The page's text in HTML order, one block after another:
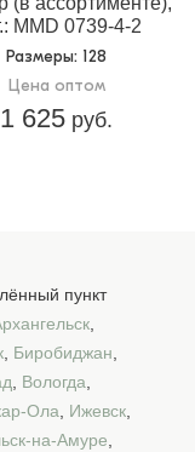
MMD 0739-4-2
Размеры: 128
Цена оптом
1 625 руб.
пункт
,
, Биробиджан,
, Вологда,
Ола, Ижевск,
на-Амуре,